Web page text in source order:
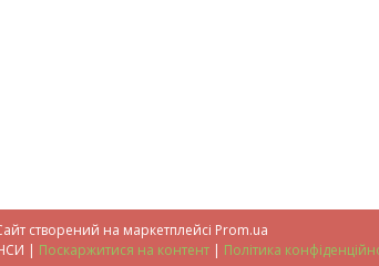
створений на маркетплейсі Prom.ua
АМЕРИКАНСЬКІ ДЖИНСИ | Поскаржитися на контент | Політика